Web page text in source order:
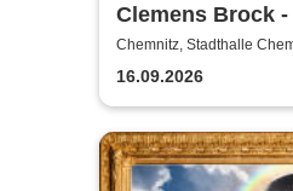
Clemens Brock -
Früher war alles
oder?
Chemnitz, Stadthalle
16.09.2026